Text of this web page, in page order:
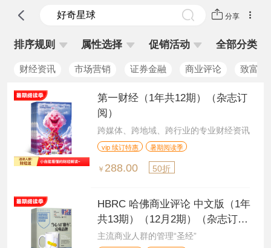
分享
排序规则 属性选择 促销活动 全部分类
财经资讯 市场营销 证券金融 商业评论 致富理
第一财经（1年共12期）（杂志订
阅）
跨媒体、跨地域、跨行业的专业财经资讯
vip 续订特惠 暑期阅读季
￥ 288.00 50折
HBRC 哈佛商业评论 中文版（1年
共13期）（12月2期）（杂志订
阅）
主流商业人群的管理“圣经”